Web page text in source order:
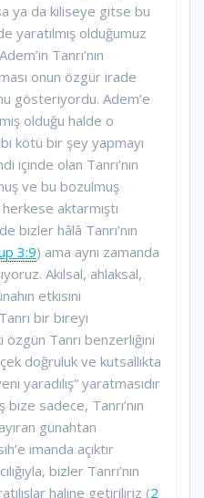
ya da kiliseye gitse bu
yaratılmış olduğumuz
Tanrı’nın
onun özgür irade
gösteriyordu. Adem’e
olduğu halde o
kötü bir şey yapmayı
içinde olan Tanrı’nın
ve bu bozulmuş
aktarmıştı
bizler hâlâ Tanrı’nın
3:9) ama aynı zamanda
Akılsal, ahlaksal,
etkisini
bir bireyi
özgün Tanrı benzerliğini
doğruluk ve kutsallıkta
yaradılış” yaratmasıdır
bize sadece, Tanrı’nın
günahtan
imanda açıktır
bizler Tanrı’nın
haline getiriliriz (2